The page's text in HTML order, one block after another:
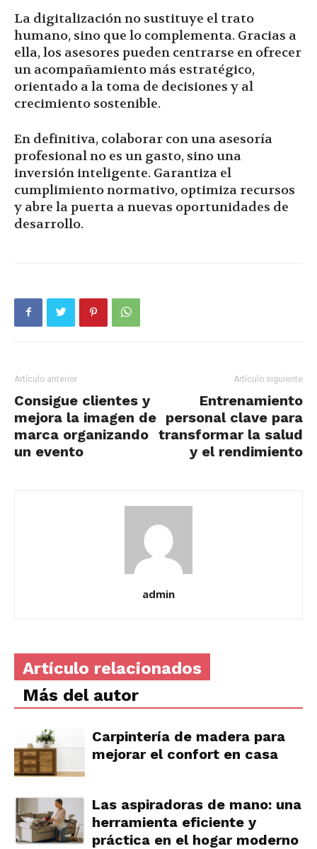
La digitalización no sustituye el trato
humano, sino que lo complementa. Gracias a
ella, los asesores pueden centrarse en ofrecer
un acompañamiento más estratégico,
orientado a la toma de decisiones y al
crecimiento sostenible.
En definitiva, colaborar con una asesoría
profesional no es un gasto, sino una
inversión inteligente. Garantiza el
cumplimiento normativo, optimiza recursos
y abre la puerta a nuevas oportunidades de
desarrollo.
Artículo anterior
Consigue clientes y
mejora la imagen de
marca organizando
un evento
Artículo siguiente
Entrenamiento
personal clave para
transformar la salud
y el rendimiento
admin
Artículo relacionados
Más del autor
Carpintería de madera para
mejorar el confort en casa
Las aspiradoras de mano: una
herramienta eficiente y
práctica en el hogar moderno